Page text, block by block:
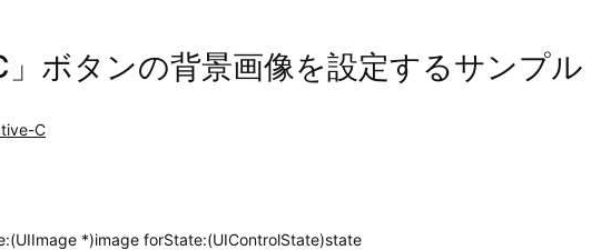
」ボタンの背景画像を設定するサンプル
C
*)image forState:(UIControlState)state